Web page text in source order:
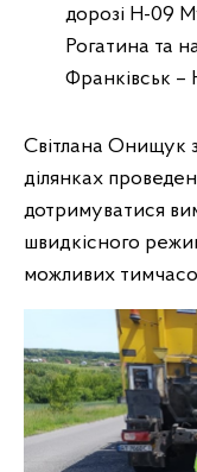
дорозі Н-09
Рогатина та
Франківськ –
Світлана Онищук
ділянках
дотримуватися
швидкісного
можливих